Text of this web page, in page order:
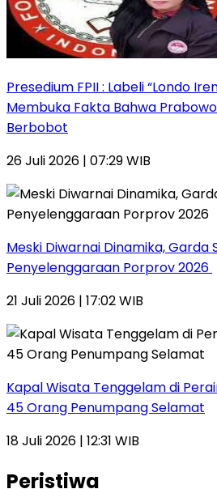
Presedium FPII : Labeli “Londo
Membuka Fakta Bahwa
Berbobot
26 Juli 2026 | 07:29 WIB
Meski Diwarnai Dinamika, Garda
Penyelenggaraan Porprov 2026 ‎
21 Juli 2026 | 17:02 WIB
Kapal Wisata Tenggelam di
45 Orang Penumpang Selamat
18 Juli 2026 | 12:31 WIB
Peristiwa